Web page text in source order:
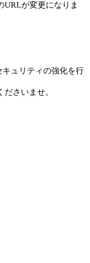
URLが変更になりま
キュリティの強化を行
さいませ。